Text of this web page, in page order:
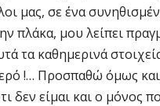
μας, σε ένα
μου λείπει
τα καθημερινά
!… Προσπαθώ όμως και
δεν είμαι και ο μόνος